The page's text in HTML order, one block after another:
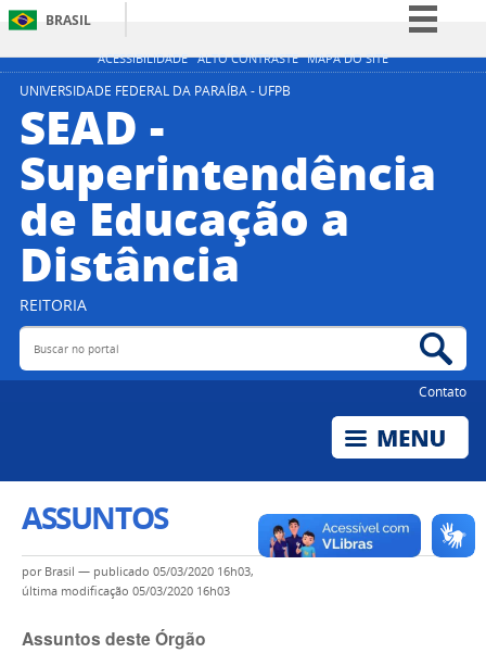
ACESSIBILIDADE ALTO CONTRASTE MAPA DO SITE
BRASIL
Simplifique!
Acesso à informação
Legislação
Canais
UNIVERSIDADE FEDERAL DA PARAÍBA - UFPB
SEAD -
Superintendência
de Educação a
Distância
REITORIA
Buscar no portal
Contato
ASSUNTOS
por Brasil — publicado 05/03/2020 16h03,
última modificação 05/03/2020 16h03
Assuntos deste Órgão